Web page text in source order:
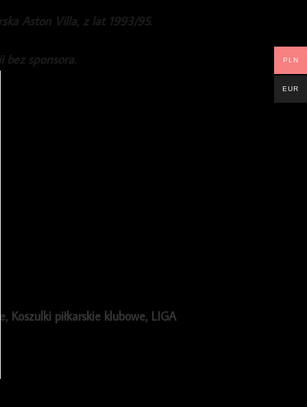
Aston Villa, z lat 1993/95.
bez sponsora.
, Koszulki piłkarskie klubowe, LIGA
PLN
EUR